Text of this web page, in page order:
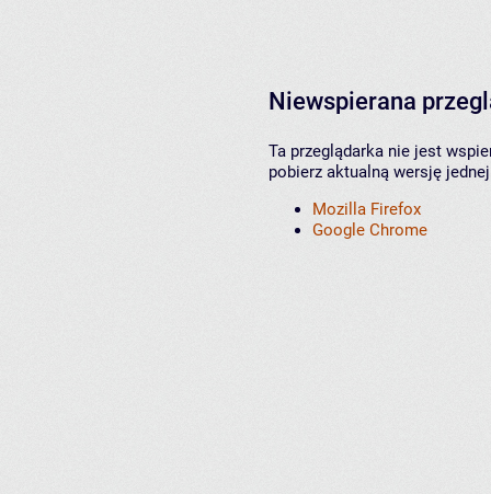
Niewspierana
Ta przeglądarka nie jest
pobierz aktualną wersję
Mozilla Firefox
Google Chrome